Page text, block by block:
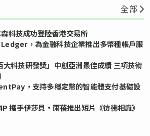
全部
科技成功登陸香港交易所
，為金融科技企業推出多幣種帳戶服
科技研發獎」中創亞洲最佳成績 三項技術
，支持多穩定幣的智能體支付基礎設
攜手伊莎貝•雨蓓推出短片《彷彿相識》